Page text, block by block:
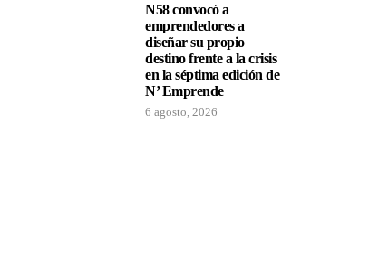
N58 convocó a
emprendedores a
diseñar su propio
destino frente a la crisis
en la séptima edición de
N’ Emprende
6 agosto, 2026